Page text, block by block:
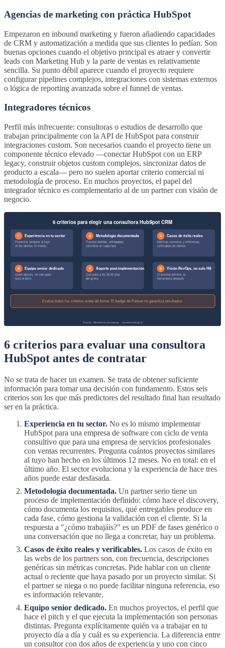
Agencias de marketing con práctica HubSpot
Empezaron en inbound marketing y fueron añadiendo capacidades
de CRM y automatización a medida que sus clientes lo pedían. Son
buenas opciones cuando el objetivo principal es atraer y convertir
leads con Marketing Hub y la parte de ventas es relativamente
sencilla. Su punto débil aparece cuando el proyecto requiere
configurar pipelines complejos, integraciones con sistemas externos
o lógica de reporting avanzada sobre el funnel de ventas.
Integradores técnicos
Perfil más infrecuente: consultoras o estudios de desarrollo que
trabajan principalmente con la API de HubSpot para construir
integraciones custom. Son necesarios cuando el proyecto tiene un
componente técnico elevado —conectar HubSpot con un ERP
legacy, construir objetos custom complejos, sincronizar datos de
producto a escala— pero no suelen aportar criterio comercial ni
metodología de proceso. En muchos proyectos, el papel del
integrador técnico es complementario al de un partner con visión de
negocio.
6 criterios para evaluar una consultora
HubSpot antes de contratar
No se trata de hacer un examen. Se trata de obtener suficiente
información para tomar una decisión con fundamento. Estos seis
criterios son los que más predictores del resultado final han resultado
ser en la práctica.
Experiencia en tu sector. No es lo mismo implementar
HubSpot para una empresa de software con ciclo de venta
consultivo que para una empresa de servicios profesionales
con ventas recurrentes. Pregunta cuántos proyectos similares
al tuyo han hecho en los últimos 12 meses. No en total: en el
último año. El sector evoluciona y la experiencia de hace tres
años puede estar desfasada.
Metodología documentada. Un partner serio tiene un
proceso de implementación definido: cómo hace el discovery,
cómo documenta los requisitos, qué entregables produce en
cada fase, cómo gestiona la validación con el cliente. Si la
respuesta a "¿cómo trabajáis?" es un PDF de fases genérico o
una conversación que no llega a concretar, hay un problema.
Casos de éxito reales y verificables. Los casos de éxito en
las webs de los partners son, con frecuencia, descripciones
genéricas sin métricas concretas. Pide hablar con un cliente
actual o reciente que haya pasado por un proyecto similar. Si
el partner se niega o no puede facilitar ninguna referencia, eso
es información relevante.
Equipo senior dedicado. En muchos proyectos, el perfil que
hace el pitch y el que ejecuta la implementación son personas
distintas. Pregunta explícitamente quién va a trabajar en tu
proyecto día a día y cuál es su experiencia. La diferencia entre
un consultor con dos años de experiencia y uno con cinco